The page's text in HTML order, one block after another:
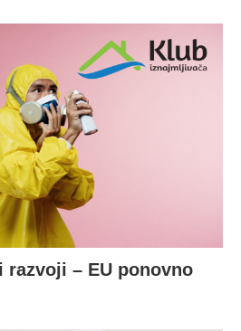
razvoji – EU ponovno